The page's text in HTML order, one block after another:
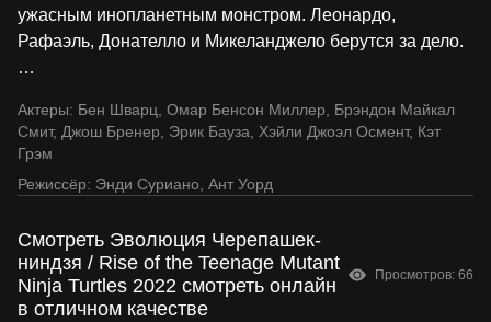
ужасным инопланетным монстром. Леонардо,
Рафаэль, Донателло и Микеланджело берутся за дело.
…
Актеры: Бен Шварц, Омар Бенсон Миллер, Брэндон Майкал
Смит, Джош Бренер, Эрик Бауза, Хэйли Джоэл Осмент, Кэт
Грэм
Режиссёр: Энди Суриано, Ант Уорд
Смотреть Эволюция Черепашек-
ниндзя / Rise of the Teenage Mutant
Ninja Turtles 2022 смотреть онлайн
в отличном качестве
Просмотров: 66